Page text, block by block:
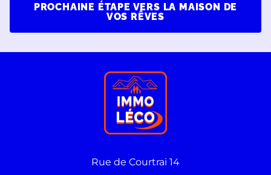
PROCHAINE ÉTAPE VERS LA MAISON DE
VOS RÊVES
Rue de Courtrai 14